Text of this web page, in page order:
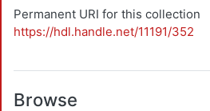
Permanent URI for this collection
https://hdl.handle.net/11191/352
Browse